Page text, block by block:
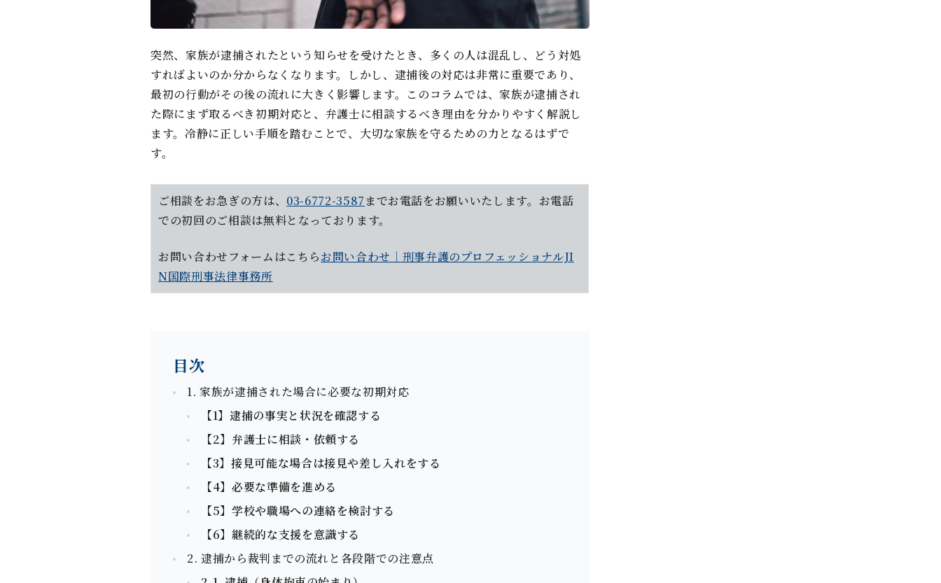
突然、家族が逮捕されたという知らせを受けたとき、多くの⼈は混乱し、どう対処
すればよいのか分からなくなります。しかし、逮捕後の対応は非常に重要であり、
最初の⾏動がその後の流れに⼤きく影響します。このコラムでは、家族が逮捕され
た際にまず取るべき初期対応と、弁護⼠に相談するべき理由を分かりやすく解説し
ます。冷静に正しい⼿順を踏むことで、⼤切な家族を守るための⼒となるはずで
す。
ご相談をお急ぎの方は、 03-6772-3587までお電話をお願いいたします。お電話
での初回のご相談は無料となっております。
お問い合わせフォーム はこちらお問い合わせ｜刑事弁護のプロフェッショナルJI
N国際刑事法律事務所
目次
1. 家族が逮捕された場合に必要な初期対応
【1】逮捕の事実と状況を確認する
【2】弁護⼠に相談・依頼する
【3】接⾒可能な場合は接⾒や差し⼊れをする
【4】必要な準備を進める
【5】学校や職場への連絡を検討する
【6】継続的な⽀援を意識する
2. 逮捕から裁判までの流れと各段階での注意点